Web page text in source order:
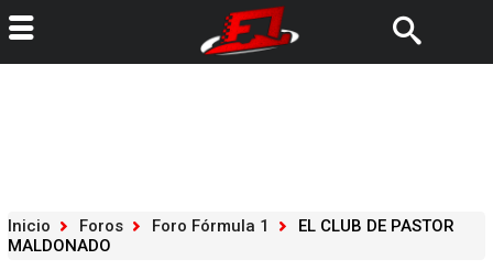
Inicio Foros Foro Fórmula 1
EL CLUB DE PASTOR
MALDONADO